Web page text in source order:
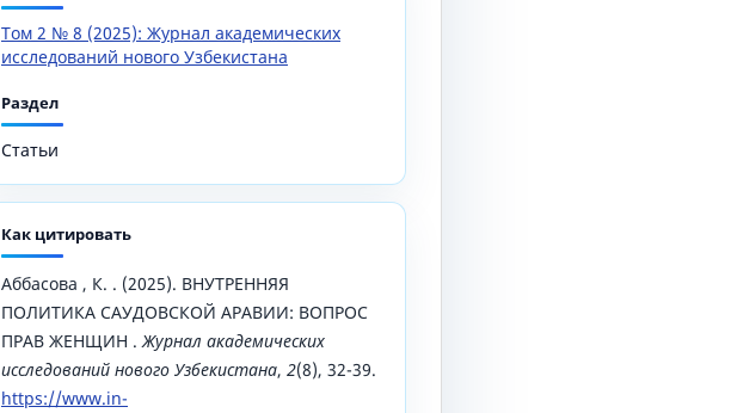
Том 2 № 8 (2025): Журнал академических
исследований нового Узбекистана
Раздел
Статьи
Как цитировать
Аббасова , К. . (2025). ВНУТРЕННЯЯ
ПОЛИТИКА САУДОВСКОЙ АРАВИИ: ВОПРОС
ПРАВ ЖЕНЩИН .Журнал академических
исследований нового Узбекистана, 2(8), 32-39.
https://www.in-